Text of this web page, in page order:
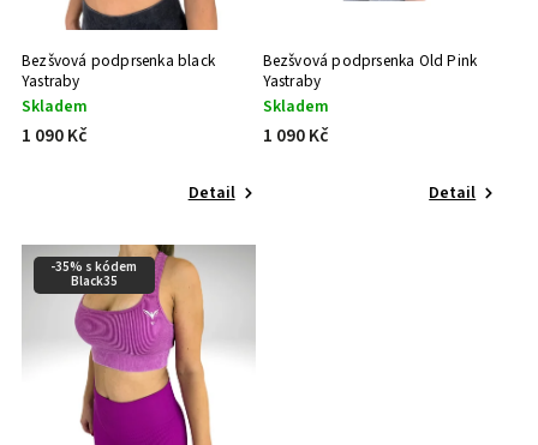
Bezšvová podprsenka black
Yastraby
Skladem
1 090 Kč
Detail
Bezšvová podprsenka Old Pink
Yastraby
Skladem
1 090 Kč
Detail
-35% s kódem
Black35